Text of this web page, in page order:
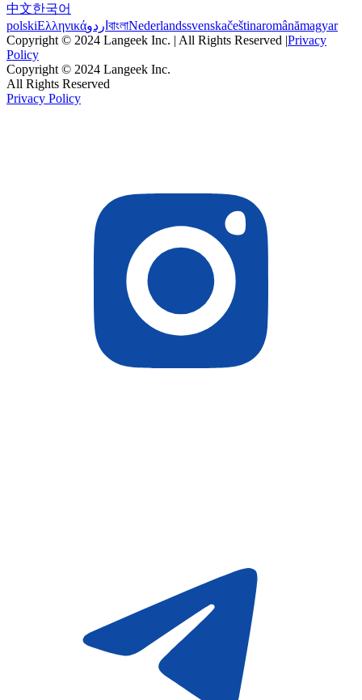
中文한국어
polskiΕλληνικάاردو বাংলাNederlandssvenskačeštinaromânămagyar
Copyright © 2024 Langeek Inc. | All Rights Reserved |Privacy
Policy
Copyright © 2024 Langeek Inc.
All Rights Reserved
Privacy Policy